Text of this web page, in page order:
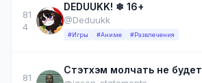
81
4
DEDUUKK! ❄ 16+
@Deduukk
#Игры #Аниме #Развлечения
81
Стэтхэм молчать не будет